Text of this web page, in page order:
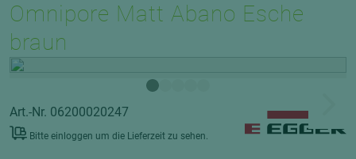
Omnipore Matt Abano Esche
braun
Art.-Nr. 06200020247
Bitte einloggen um die Lieferzeit zu sehen.